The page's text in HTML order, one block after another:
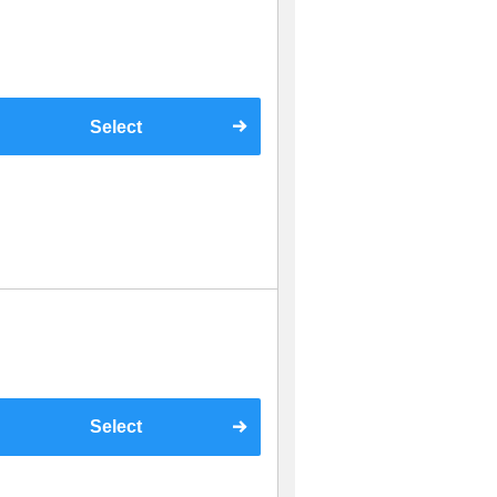
Select
Select